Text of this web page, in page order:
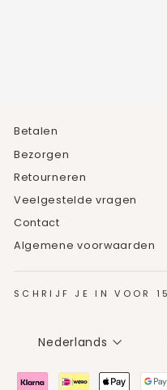
Betalen
Bezorgen
Retourneren
Veelgestelde vragen
Contact
Algemene voorwaarden
SCHRIJF JE IN VOOR
TAAL
Nederlands